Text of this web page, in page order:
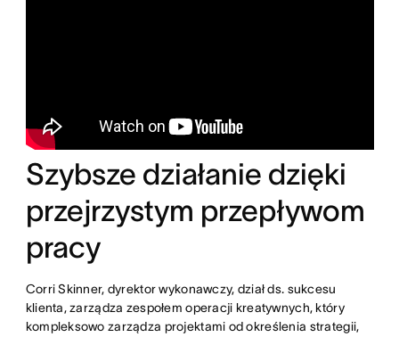
Szybsze działanie dzięki
przejrzystym przepływom
pracy
Corri Skinner, dyrektor wykonawczy, dział ds. sukcesu
klienta, zarządza zespołem operacji kreatywnych, który
kompleksowo zarządza projektami od określenia strategii,